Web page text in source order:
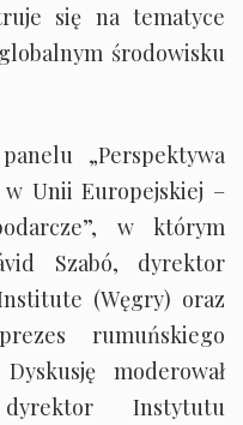
się na tematyce
środowisku
„Perspektywa
Unii Europejskiej –
w którym
Szabó, dyrektor
(Węgry) oraz
rumuńskiego
moderował
Instytutu